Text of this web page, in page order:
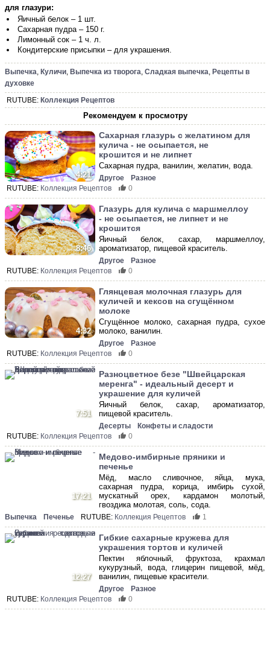
для глазури:
Яичный белок – 1 шт.
Сахарная пудра – 150 г.
Лимонный сок – 1 ч. л.
Кондитерские присыпки – для украшения.
Выпечка, Куличи, Выпечка из творога, Сладкая выпечка, Рецепты в
духовке
RUTUBE: Коллекция Рецептов
Рекомендуем к просмотру
4:21
Сахарная глазурь с желатином для
кулича - не осыпается, не
крошится и не липнет
Сахарная пудра, ванилин, желатин, вода.
Другое
Разное
RUTUBE: Коллекция Рецептов 0
8:46
Глазурь для кулича с маршмеллоу
- не осыпается, не липнет и не
крошится
Яичный белок, сахар, маршмеллоу,
ароматизатор, пищевой краситель.
Другое
Разное
RUTUBE: Коллекция Рецептов 0
4:32
Глянцевая молочная глазурь для
куличей и кексов на сгущённом
молоке
Сгущённое молоко, сахарная пудра, сухое
молоко, ванилин.
Другое
Разное
RUTUBE: Коллекция Рецептов 0
7:51
Разноцветное безе "Швейцарская
меренга" - идеальный десерт и
украшение для куличей
Яичный белок, сахар, ароматизатор,
пищевой краситель.
Десерты
Конфеты и сладости
RUTUBE: Коллекция Рецептов 0
17:21
Медово-имбирные пряники и
печенье
Мёд, масло сливочное, яйца, мука,
сахарная пудра, корица, имбирь сухой,
мускатный орех, кардамон молотый,
гвоздика молотая, соль, сода.
Выпечка Печенье RUTUBE: Коллекция Рецептов 1
12:27
Гибкие сахарные кружева для
украшения тортов и куличей
Пектин яблочный, фруктоза, крахмал
кукурузный, вода, глицерин пищевой, мёд,
ванилин, пищевые красители.
Другое
Разное
RUTUBE: Коллекция Рецептов 0